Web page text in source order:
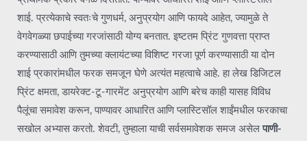
शाई. प्रत्येकाचे स्वतःचे गुणधर्म, अनुप्रयोग आणि फायदे आहेत, ज्यामुळे ते
वेगवेगळ्या छपाईच्या गरजांसाठी योग्य बनतात. इष्टतम प्रिंट गुणवत्ता प्राप्त
करण्यासाठी आणि तुमच्या क्लायंटच्या विशिष्ट गरजा पूर्ण करण्यासाठी या दोन
शाई प्रकारांमधील फरक समजून घेणे अत्यंत महत्वाचे आहे. हा लेख डिजिटल
प्रिंट क्षमता, डायरेक्ट-टू-गारमेंट अनुप्रयोग आणि बरेच काही यासह विविध
पैलूंचा समावेश करून, पाण्यावर आधारित आणि प्लास्टिसॉल शाईंमधील फरकाचा
सखोल अभ्यास करतो. शेवटी, तुम्हाला याची सर्वसमावेशक समज असेलपाणी-